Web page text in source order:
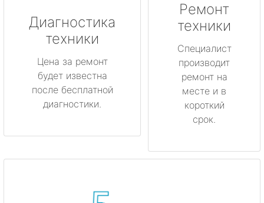
Диагностика
техники
Цена за ремонт
будет известна
после бесплатной
диагностики.
Ремонт
техники
Специалист
производит
ремонт на
месте и в
короткий
срок.